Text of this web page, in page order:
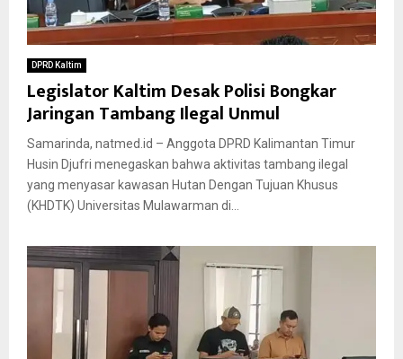
DPRD Kaltim
Legislator Kaltim Desak Polisi Bongkar
Jaringan Tambang Ilegal Unmul
Samarinda, natmed.id – Anggota DPRD Kalimantan Timur
Husin Djufri menegaskan bahwa aktivitas tambang ilegal
yang menyasar kawasan Hutan Dengan Tujuan Khusus
(KHDTK) Universitas Mulawarman di...